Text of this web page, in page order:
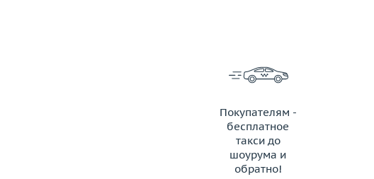
Покупателям -
бесплатное
такси до
шоурума и
обратно!
ЗАКАЗАТЬ ТАКСИ